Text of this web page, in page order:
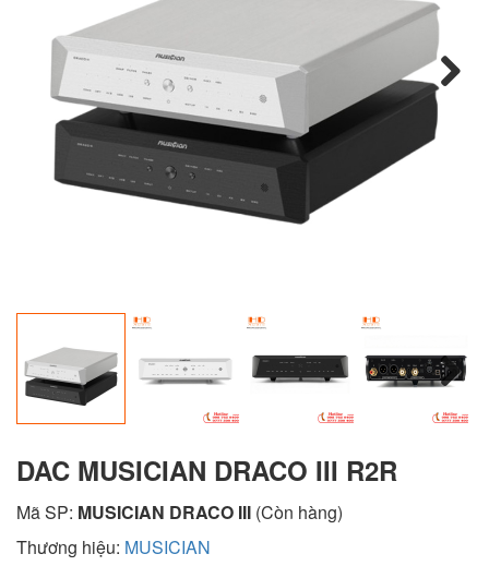
Next
Next
DAC MUSICIAN DRACO III R2R
Mã SP: MUSICIAN DRACO III (Còn hàng)
Thương hiệu: MUSICIAN